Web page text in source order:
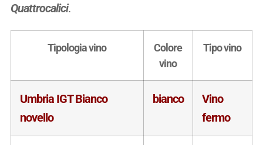
Quattrocalici.
Tipologia vino
Colore
vino
Tipo vino
Umbria IGT Bianco
novello
bianco
Vino
fermo